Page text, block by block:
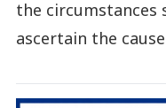
the circumstances
ascertain the